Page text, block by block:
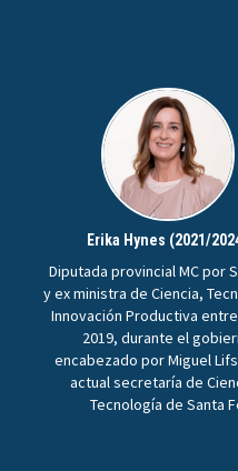
Erika Hynes (2021/
Diputada provincial MC por
y ex ministra de Ciencia,
Innovación Productiva
2019, durante el
encabezado por Miguel
actual secretaría de
Tecnología de Santa